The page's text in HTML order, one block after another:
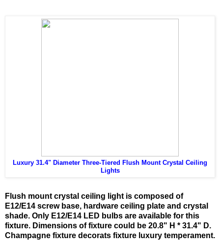
Luxury 31.4" Diameter Three-Tiered Flush Mount Crystal Ceiling
Lights
Flush mount crystal ceiling light is composed of
E12/E14 screw base, hardware ceiling plate and crystal
shade. Only E12/E14 LED bulbs are available for this
fixture. Dimensions of fixture could be 20.8" H * 31.4" D.
Champagne fixture decorats fixture luxury temperament.